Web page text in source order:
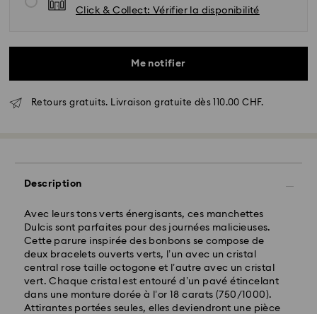
Click & Collect: Vérifier la disponibilité
Me notifier
Retours gratuits. Livraison gratuite dès 110.00 CHF.
Description
Avec leurs tons verts énergisants, ces manchettes
Dulcis sont parfaites pour des journées malicieuses.
Cette parure inspirée des bonbons se compose de
deux bracelets ouverts verts, l’un avec un cristal
central rose taille octogone et l’autre avec un cristal
vert. Chaque cristal est entouré d’un pavé étincelant
dans une monture dorée à l’or 18 carats (750/1000).
Attirantes portées seules, elles deviendront une pièce
Livraison standard - SwissPost
Les commandes passées du lundi au vendredi avant
17:00 HEC seront traitées et expédiées le même jour
ouvrable
Délai de livraison standard: 2 jours ouvrables après
traitement et expédition
Frais de livraison standard: CHF 8.95
Livraison standard offerte à partir de : CHF 110